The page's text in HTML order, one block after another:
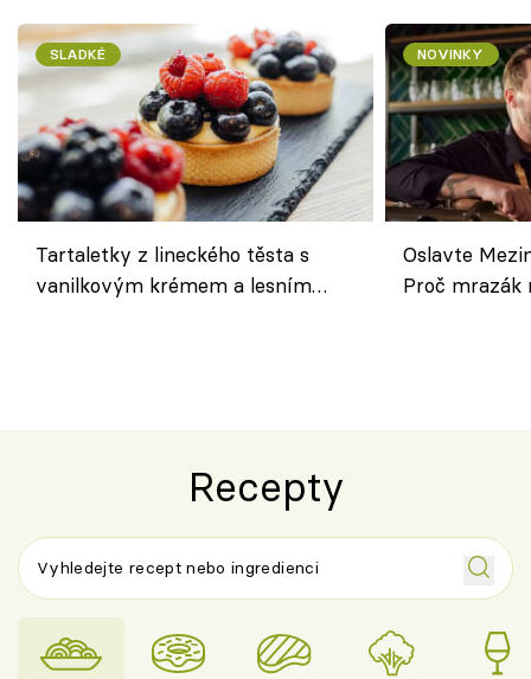
SLADKÉ
Tartaletky z lineckého těsta s
vanilkovým krémem a lesním
NOVINKY
Oslavte
Proč
Recepty